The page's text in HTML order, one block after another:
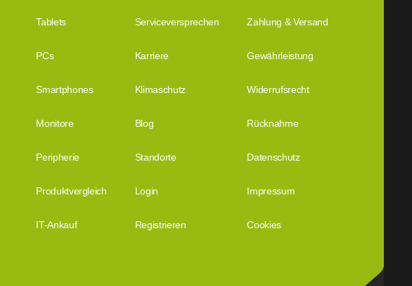
Tablets Serviceversprechen Zahlung & Versand
PCs Karriere Gewährleistung
Smartphones Klimaschutz Widerrufsrecht
Monitore Blog Rücknahme
Peripherie Standorte Datenschutz
Produktvergleich Login Impressum
IT-Ankauf Registrieren Cookies